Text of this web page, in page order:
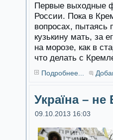
Первые выходные
России. Пока в
вопросах, пытаясь
кузькину мать, за
на морозе, как в
что делать с
Подробнее...
Україна – не
09.10.2013 16:03